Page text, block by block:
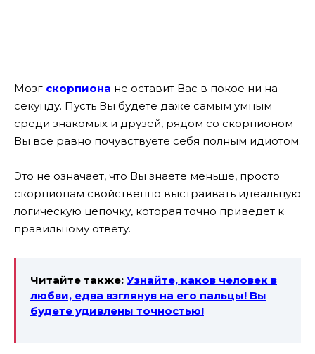
Мозг скорпиона не оставит Вас в покое ни на
секунду. Пусть Вы будете даже самым умным
среди знакомых и друзей, рядом со скорпионом
Вы все равно почувствуете себя полным идиотом.
Это не означает, что Вы знаете меньше, просто
скорпионам свойственно выстраивать идеальную
логическую цепочку, которая точно приведет к
правильному ответу.
Читайте также: Узнайте, каков человек в
любви, едва взглянув на его пальцы! Вы
будете удивлены точностью!